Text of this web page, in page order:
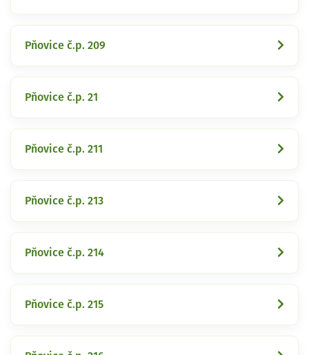
Pňovice č.p. 209
Pňovice č.p. 21
Pňovice č.p. 211
Pňovice č.p. 213
Pňovice č.p. 214
Pňovice č.p. 215